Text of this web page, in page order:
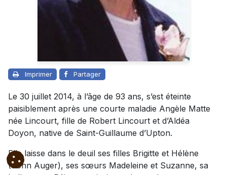
Imprimer Partager
Le 30 juillet 2014, à l’âge de 93 ans, s’est éteinte
paisiblement après une courte maladie Angèle Matte
née Lincourt, fille de Robert Lincourt et d’Aldéa
Doyon, native de Saint-Guillaume d’Upton.
Elle laisse dans le deuil ses filles Brigitte et Hélène
(John Auger), ses sœurs Madeleine et Suzanne, sa